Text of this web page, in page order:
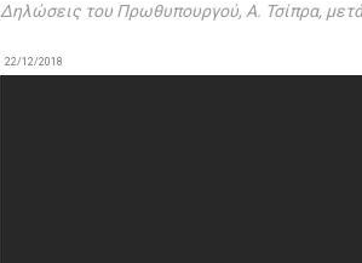
Δηλώσεις του Πρωθυπουργού, Α. Τσίπρα,
22/12/2018